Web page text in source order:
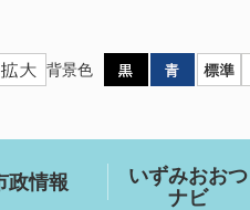
背景色
政情報
いずみおおつ
ナビ